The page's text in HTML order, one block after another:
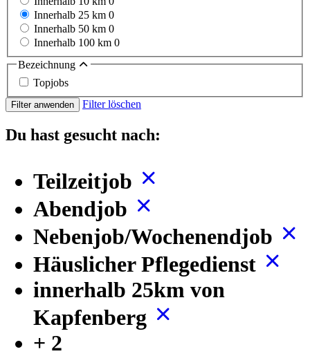
Innerhalb 25 km 0
Innerhalb 50 km 0
Innerhalb 100 km 0
Bezeichnung
Topjobs
Filter anwenden Filter löschen
Du hast gesucht nach:
Teilzeitjob
Abendjob
Nebenjob/Wochenendjob
Häuslicher Pflegedienst
innerhalb 25km von
Kapfenberg
+ 2